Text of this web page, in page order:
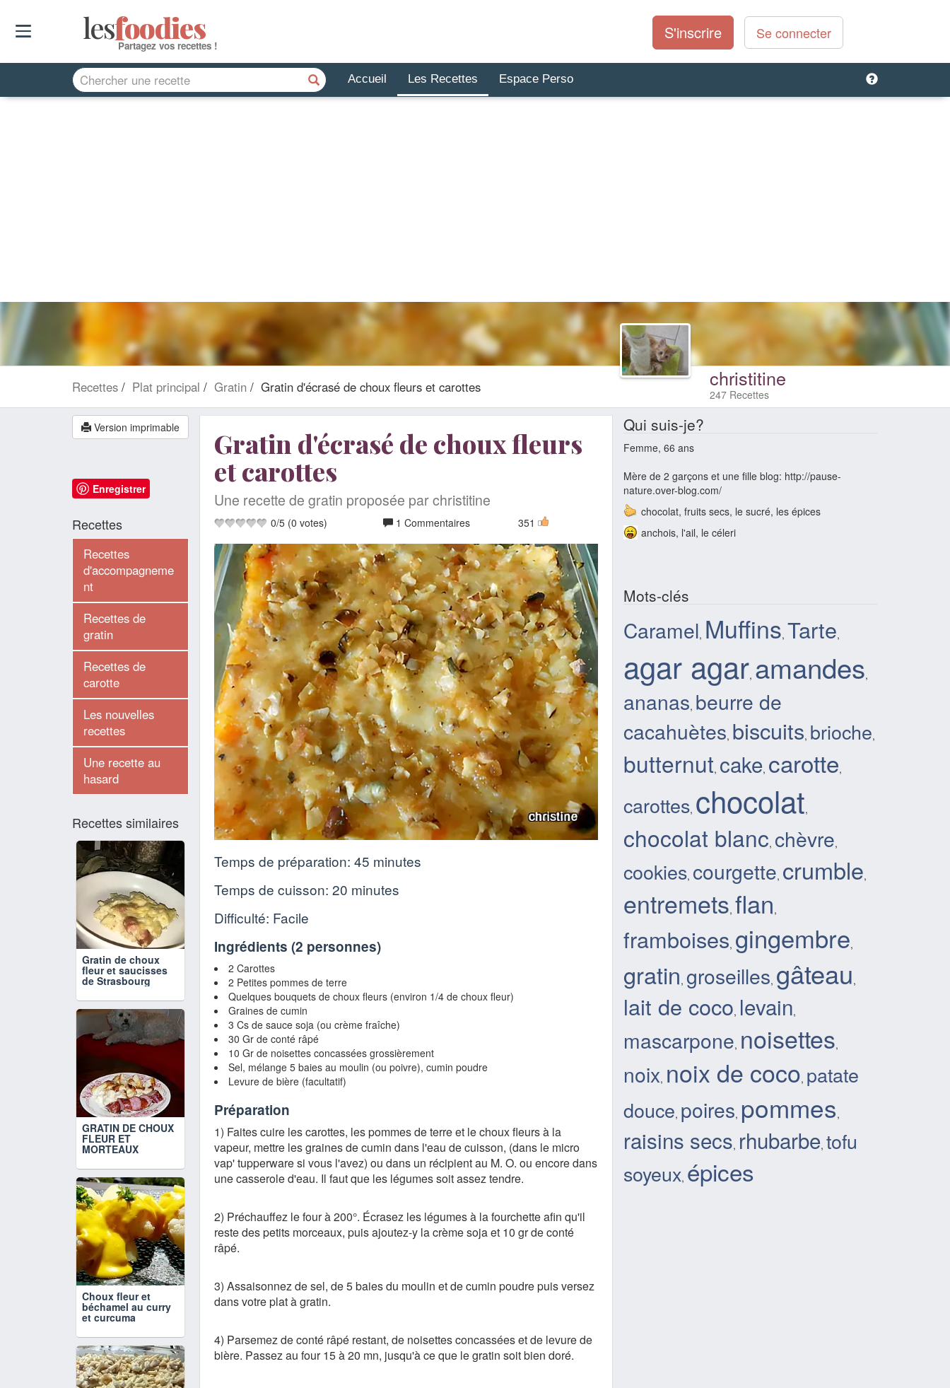
lesfoodies
Partagez vos recettes !
S'inscrire Se connecter
Accueil Les Recettes Espace Perso
Recettes Plat principal Gratin Gratin d'écrasé de choux fleurs et carottes christitine
247 Recettes
Gratin d'écrasé de choux fleurs
et carottes
Une recette de gratin proposée par christitine
0/5 (0 votes) 1 Commentaires 351
Temps de préparation: 45 minutes
Temps de cuisson: 20 minutes
Difficulté: Facile
Ingrédients (2 personnes)
2 Carottes
2 Petites pommes de terre
Quelques bouquets de choux fleurs (environ 1/4 de choux fleur)
Graines de cumin
3 Cs de sauce soja (ou crème fraîche)
30 Gr de conté râpé
10 Gr de noisettes concassées grossièrement
Sel, mélange 5 baies au moulin (ou poivre), cumin poudre
Levure de bière (facultatif)
Préparation
1) Faites cuire les carottes, les pommes de terre et le choux fleurs à la
vapeur, mettre les graines de cumin dans l'eau de cuisson, (dans le micro
vap' tupperware si vous l'avez) ou dans un récipient au M. O. ou encore dans
une casserole d'eau. Il faut que les légumes soit assez tendre.
2) Préchauffez le four à 200°. Écrasez les légumes à la fourchette afin qu'il
reste des petits morceaux, puis ajoutez-y la crème soja et 10 gr de conté
râpé.
3) Assaisonnez de sel, de 5 baies du moulin et de cumin poudre puis versez
dans votre plat à gratin.
4) Parsemez de conté râpé restant, de noisettes concassées et de levure de
bière. Passez au four 15 à 20 mn, jusqu'à ce que le gratin soit bien doré.
Version imprimable
Enregistrer
Recettes
Recettes
d'accompagneme
nt
Recettes de
gratin
Recettes de
carotte
Les nouvelles
recettes
Une recette au
hasard
Recettes similaires
Gratin de choux
fleur et saucisses
de Strasbourg
GRATIN DE CHOUX
FLEUR ET
MORTEAUX
Choux fleur et
béchamel au curry
et curcuma
Qui suis-je?
Femme, 66 ans
Mère de 2 garçons et une fille blog: http://pause-
nature.over-blog.com/
chocolat, fruits secs, le sucré, les épices
anchois, l'ail, le céleri
Mots-clés
Caramel, Muffins, Tarte,
agar agar, amandes,
ananas, beurre de
cacahuètes, biscuits, brioche,
butternut, cake, carotte,
carottes, chocolat,
chocolat blanc, chèvre,
cookies, courgette, crumble,
entremets, flan,
framboises, gingembre,
gratin, groseilles, gâteau,
lait de coco, levain,
mascarpone, noisettes,
noix, noix de coco, patate
douce, poires, pommes,
raisins secs, rhubarbe, tofu
soyeux, épices